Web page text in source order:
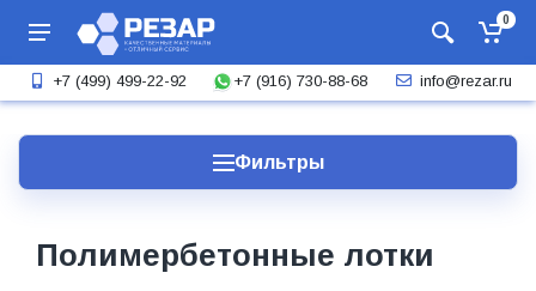
0
+7 (499) 499-22-92 +7 (916) 730-88-68 info@rezar.ru
Фильтры
Полимербетонные лотки